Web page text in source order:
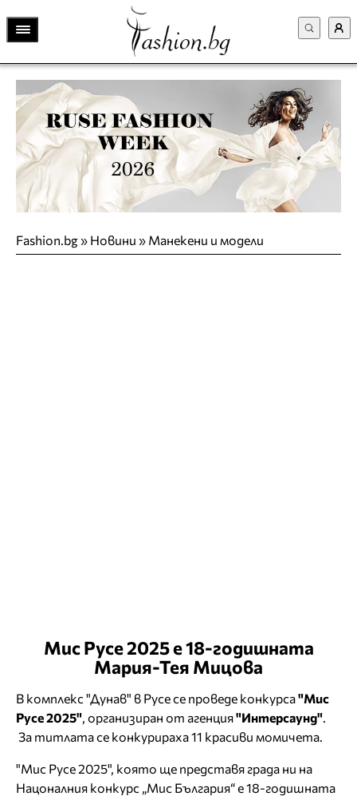
Fashion.bg» Новини » Манекени и модели
Мис Русе 2025 е 18-годишната
Мария-Тея Мицова
В комплекс "Дунав" в Русе се проведе конкурса"Мис
Русе 2025" , организиран от агенция"Интерсаунд"
За титлата се конкурираха 11 красиви момичета.
"Мис Русе 2025", която ще представя града ни на
Нацоналния конкурс „Мис България“ е 18-годишната